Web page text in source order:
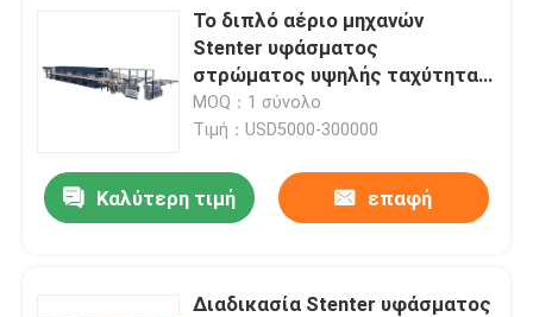
Το διπλό αέριο μηχανών
Stenter υφάσματος
στρώματος υψηλής ταχύτητας
που θερμαίνεται για πλέκει το
ύφασμα
MOQ：1 σύνολο
Τιμή：USD5000-300000
Καλύτερη τιμή επαφή
Διαδικασία Stenter υφάσματος